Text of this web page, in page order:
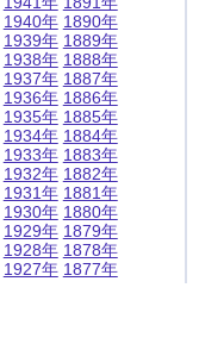
1940年
1939年
1938年
1937年
1936年
1935年
1934年
1933年
1932年
1931年
1930年
1929年
1928年
1927年
1890年
1889年
1888年
1887年
1886年
1885年
1884年
1883年
1882年
1881年
1880年
1879年
1878年
1877年